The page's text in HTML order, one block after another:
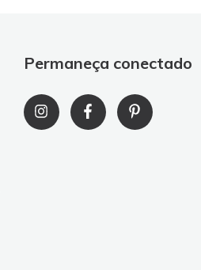
Permaneça conectado